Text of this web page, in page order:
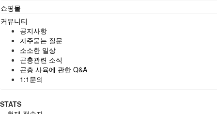
쇼핑몰
커뮤니티
공지사항
자주묻는 질문
소소한 일상
곤충관련 소식
곤충 사육에 관한 Q&A
1:1문의
STATS